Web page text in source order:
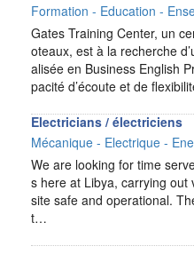
Formation - Education -
Gates Training Center, un
oteaux, est à la recherche
alisée en Business English
pacité d’écoute et de
Electricians / électriciens
Mécanique - Electrique -
We are looking for time
s here at Libya, carrying out
site safe and operational.
t…